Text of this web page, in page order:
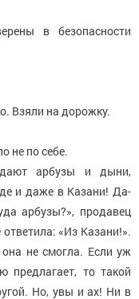
в безопасности
Взяли на дорожку.
не по себе.
арбузы и дыни,
и даже в Казани! Да-
арбузы?», продавец
«Из Казани!».
не смогла. Если уж
предлагает, то такой
Но, увы и ах! Ни в